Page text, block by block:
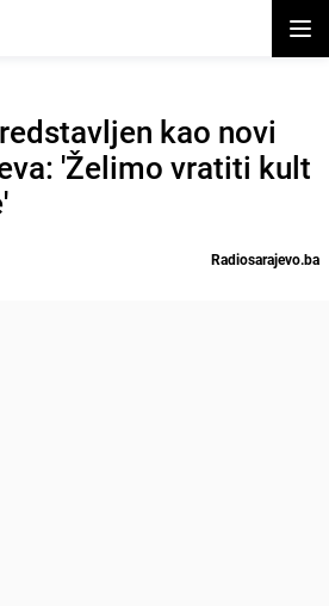
kao novi
'Želimo vratiti kult
Radiosarajevo.ba